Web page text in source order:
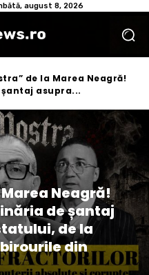
august 8, 2026
de la Marea Neagră!
asupra...
Neagră!
de șantaj
de la
din